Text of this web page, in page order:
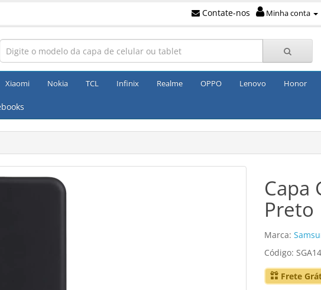
Contate-nos Minha conta
Xiaomi Nokia TCL Infinix Realme OPPO Lenovo Honor
Capa
Preto
Marca:
Código:
Frete